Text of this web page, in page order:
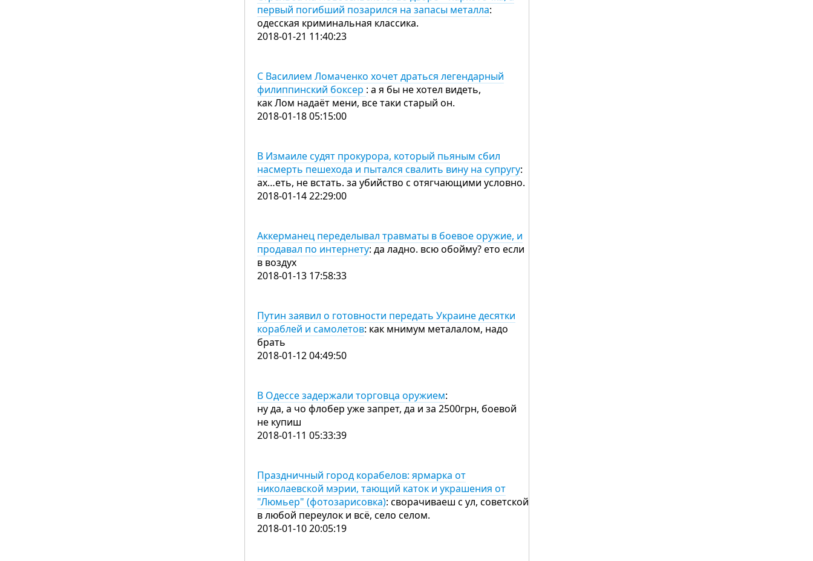
первый погибший позарился на запасы металла:
одесская криминальная классика.
2018-01-21 11:40:23
С Василием Ломаченко хочет драться легендарный
филиппинский боксер : а я бы не хотел видеть,
как Лом надаёт мени, все таки старый он.
2018-01-18 05:15:00
В Измаиле судят прокурора, который пьяным сбил
насмерть пешехода и пытался свалить вину на супругу:
ах…еть, не встать. за убийство с отягчающими условно.
2018-01-14 22:29:00
Аккерманец переделывал травматы в боевое оружие, и
продавал по интернету: да ладно. всю обойму? ето если
в воздух
2018-01-13 17:58:33
Путин заявил о готовности передать Украине десятки
кораблей и самолетов: как мнимум металалом, надо
брать
2018-01-12 04:49:50
В Одессе задержали торговца оружием:
ну да, а чо флобер уже запрет, да и за 2500грн, боевой
не купиш
2018-01-11 05:33:39
Праздничный город корабелов: ярмарка от
николаевской мэрии, тающий каток и украшения от
"Люмьер" (фотозарисовка): сворачиваеш с ул, советской
в любой переулок и всё, село селом.
2018-01-10 20:05:19